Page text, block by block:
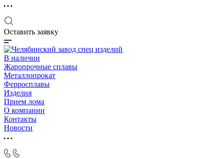
Оставить заявку
В наличии
Жаропрочные сплавы
Металлопрокат
Ферросплавы
Изделия
Прием лома
О компании
Контакты
Новости